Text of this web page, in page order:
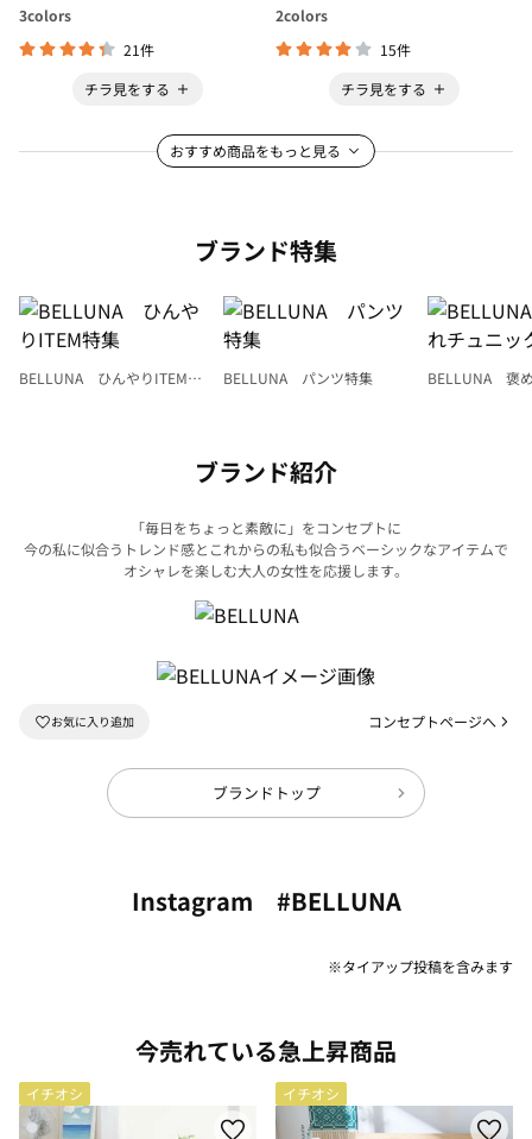
3colors
21件
チラ見をする
2colors
15件
チラ見をする
おすすめ商品をもっと見る
ブランド特集
BELLUNA ひんやりITEM特
BELLUNA パンツ特集
BELLUNA 褒
ブランド紹介
「毎日をちょっと素敵に」をコンセプトに
今の私に似合うトレンド感とこれからの私も似合うベーシックなアイテムで
オシャレを楽しむ大人の女性を応援します。
コンセプトページへ
ブランドトップ
Instagram #BELLUNA
※タイアップ投稿を含みます
今売れている急上昇商品
イチオシ イチオシ